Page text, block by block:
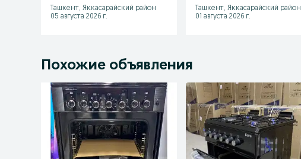
Ташкент, Яккасарайский район
05 августа 2026 г.
Ташкент, Яккасарайский район
01 августа 2026 г.
Похожие объявления